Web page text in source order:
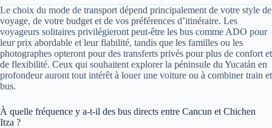
Le choix du mode de transport dépend principalement de votre style de
voyage, de votre budget et de vos préférences d’itinéraire. Les
voyageurs solitaires privilégieront peut-être les bus comme ADO pour
leur prix abordable et leur fiabilité, tandis que les familles ou les
photographes opteront pour des transferts privés pour plus de confort et
de flexibilité. Ceux qui souhaitent explorer la péninsule du Yucatán en
profondeur auront tout intérêt à louer une voiture ou à combiner train et
bus.
À quelle fréquence y a-t-il des bus directs entre Cancun et Chichen
Itza ?